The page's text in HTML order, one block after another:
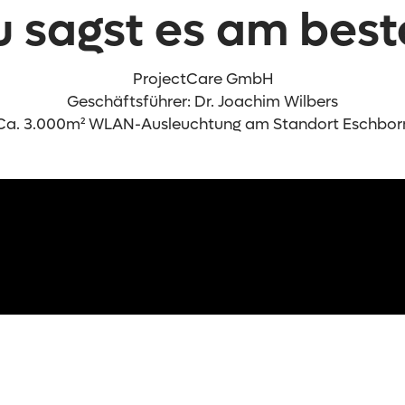
sagst es am
ProjectCare GmbH
Geschäftsführer: Dr. Joachim Wilbers
3.000m² WLAN-Ausleuchtung am Standort